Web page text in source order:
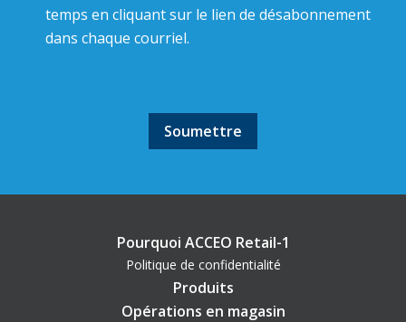
temps en cliquant sur le lien de désabonnement
dans chaque courriel.
Pourquoi ACCEO Retail-1
Politique de confidentialité
Produits
Opérations en magasin